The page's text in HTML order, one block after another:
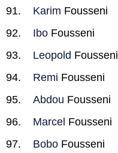
Karim Fousseni
Ibo Fousseni
Leopold Fousseni
Remi Fousseni
Abdou Fousseni
Marcel Fousseni
Bobo Fousseni